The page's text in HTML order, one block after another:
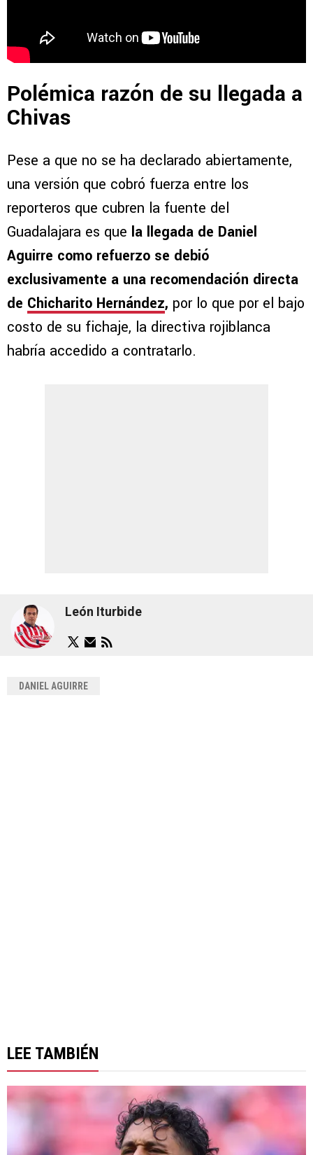
Polémica razón de su llegada a
Chivas
Pese a que no se ha declarado abiertamente,
una versión que cobró fuerza entre los
reporteros que cubren la fuente del
Guadalajara es que la llegada de Daniel
Aguirre como refuerzo se debió
exclusivamente a una recomendación directa
de Chicharito Hernández, por lo que por el bajo
costo de su fichaje, la directiva rojiblanca
habría accedido a contratarlo.
León Iturbide
DANIEL AGUIRRE
LEE TAMBIÉN